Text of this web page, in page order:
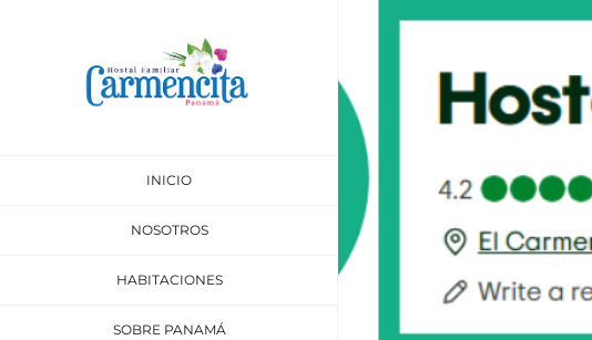
INICIO
NOSOTROS
HABITACIONES
SOBRE PANAMÁ